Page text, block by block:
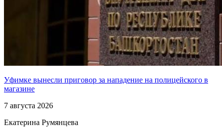
Уфимке вынесли приговор за нападение на полицейского в
магазине
7 августа 2026
Екатерина Румянцева